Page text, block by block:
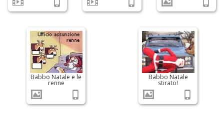
Babbo Natale e le
renne
Babbo Natale
stirato!